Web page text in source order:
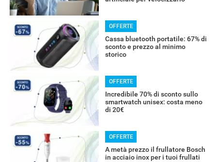
OFFERTE
Cassa bluetooth portatile: 67% di
sconto e prezzo al minimo
storico
OFFERTE
Incredibile 70% di sconto sullo
smartwatch unisex: costa meno
di 20€
OFFERTE
A metà prezzo il frullatore Bosch
in acciaio inox per i tuoi frullati